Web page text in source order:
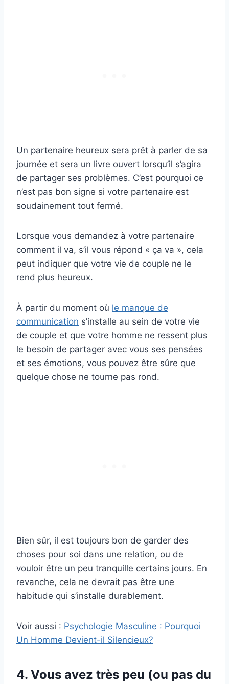
Un partenaire heureux sera prêt à parler de sa
journée et sera un livre ouvert lorsqu’il s’agira
de partager ses problèmes. C’est pourquoi ce
n’est pas bon signe si votre partenaire est
soudainement tout fermé.
Lorsque vous demandez à votre partenaire
comment il va, s’il vous répond « ça va », cela
peut indiquer que votre vie de couple ne le
rend plus heureux.
À partir du moment où le manque de
communication s’installe au sein de votre vie
de couple et que votre homme ne ressent plus
le besoin de partager avec vous ses pensées
et ses émotions, vous pouvez être sûre que
quelque chose ne tourne pas rond.
Bien sûr, il est toujours bon de garder des
choses pour soi dans une relation, ou de
vouloir être un peu tranquille certains jours. En
revanche, cela ne devrait pas être une
habitude qui s’installe durablement.
Voir aussi : Psychologie Masculine : Pourquoi
Un Homme Devient-il Silencieux?
4. Vous avez très peu (ou pas du